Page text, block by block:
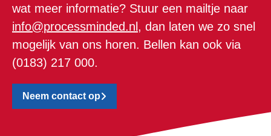
wat meer informatie? Stuur een mailtje naar
info@processminded.nl , dan laten we zo snel
mogelijk van ons horen. Bellen kan ook via
(0183) 217 000.
Neem contact op